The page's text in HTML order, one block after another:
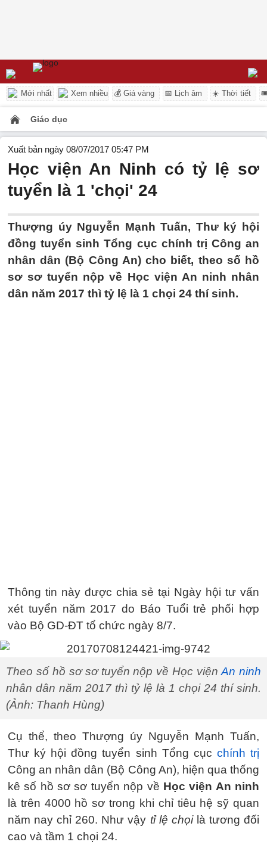
Mới nhất Xem nhiều 💰 Giá vàng 📅 Lịch âm ☀️ Thời tiết
Giáo dục
Xuất bản ngày 08/07/2017 05:47 PM
Học viện An Ninh có tỷ lệ sơ
tuyển là 1 'chọi' 24
Thượng úy Nguyễn Mạnh Tuấn, Thư ký hội
đồng tuyển sinh Tổng cục chính trị Công an
nhân dân (Bộ Công An) cho biết, theo số hồ
sơ sơ tuyển nộp về Học viện An ninh nhân
dân năm 2017 thì tỷ lệ là 1 chọi 24 thí sinh.
Thông tin này được chia sẻ tại Ngày hội tư vấn
xét tuyển năm 2017 do Báo Tuổi trẻ phối hợp
vào Bộ GD-ĐT tổ chức ngày 8/7.
Theo số hồ sơ sơ tuyển nộp về Học việnAn ninh
nhân dân năm 2017 thì tỷ lệ là 1 chọi 24 thí sinh.
(Ảnh: Thanh Hùng)
Cụ thể, theo Thượng úy Nguyễn Mạnh Tuấn,
Thư ký hội đồng tuyển sinh Tổng cục chính trị
Công an nhân dân (Bộ Công An), hiện qua thống
kê số hồ sơ sơ tuyển nộp về Học viện An ninh
là trên 4000 hồ sơ trong khi chỉ tiêu hệ sỹ quan
năm nay chỉ 260. Như vậy tỉ lệ chọilà tương đối
cao và tầm 1 chọi 24.